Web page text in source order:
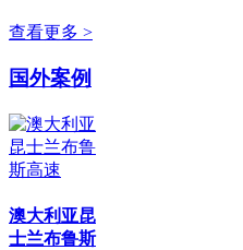
查看更多 >
国外案例
澳大利亚昆
士兰布鲁斯